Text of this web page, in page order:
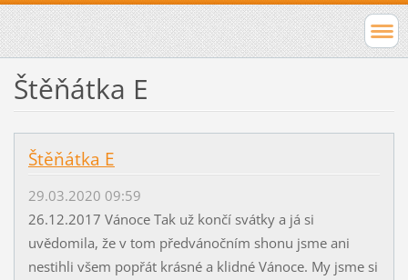
Štěňátka E
Štěňátka E
29.03.2020 09:59
26.12.2017 Vánoce Tak už končí svátky a já si
uvědomila, že v tom předvánočním shonu jsme ani
nestihli všem popřát krásné a klidné Vánoce. My jsme si